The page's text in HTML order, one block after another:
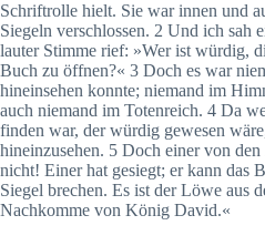
Schriftrolle hielt. Sie war innen und
Siegeln verschlossen. 2 Und ich sah
lauter Stimme rief: »Wer ist würdig,
Buch zu öffnen?« 3 Doch es war
hineinsehen konnte; niemand im
auch niemand im Totenreich. 4 Da
finden war, der würdig gewesen
hineinzusehen. 5 Doch einer von
nicht! Einer hat gesiegt; er kann das
Siegel brechen. Es ist der Löwe aus
Nachkomme von König David.«